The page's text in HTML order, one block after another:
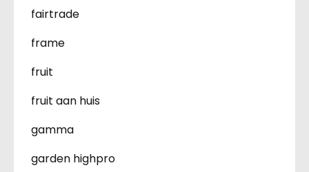
fairtrade
frame
fruit
fruit aan huis
gamma
garden highpro